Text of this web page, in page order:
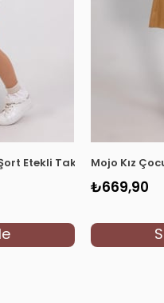
Etekli Takım 9807
Mojo Kız
₺669,90